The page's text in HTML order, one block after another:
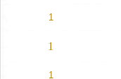
1
1
1